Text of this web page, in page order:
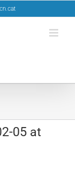
05 at